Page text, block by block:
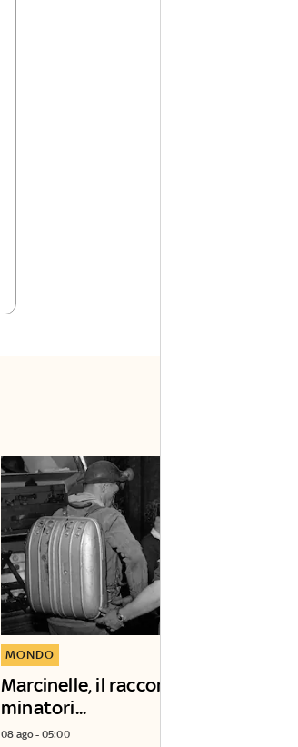
Marcinelle, il racconto dei figli dei
minatori...
MONDO
08 ago - 05:00